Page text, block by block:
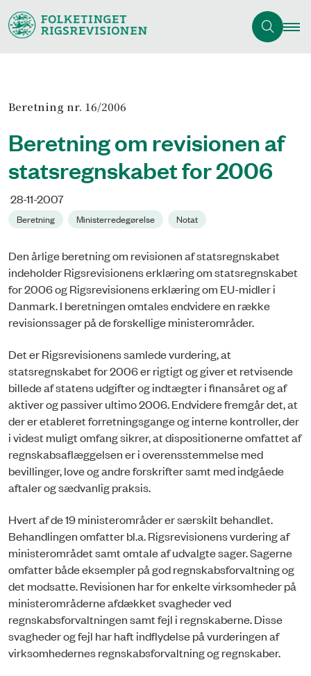
Beretning nr. 16/2006
Beretning om revisionen af
statsregnskabet for 2006
28-11-2007
Beretning Ministerredegørelse Notat
Den årlige beretning om revisionen af statsregnskabet
indeholder Rigsrevisionens erklæring om statsregnskabet
for 2006 og Rigsrevisionens erklæring om EU-midler i
Danmark. I beretningen omtales endvidere en række
revisionssager på de forskellige ministerområder.
Det er Rigsrevisionens samlede vurdering, at
statsregnskabet for 2006 er rigtigt og giver et retvisende
billede af statens udgifter og indtægter i finansåret og af
aktiver og passiver ultimo 2006. Endvidere fremgår det, at
der er etableret forretningsgange og interne kontroller, der
i videst muligt omfang sikrer, at dispositionerne om­fattet af
regnskabsaflæggelsen er i overensstemmelse med
bevillinger, love og andre forskrifter samt med indgåede
aftaler og sædvanlig praksis.
Hvert af de 19 ministerområder er særskilt behandlet.
Behandlingen omfatter bl.a. Rigsrevisionens vurdering af
ministerområdet samt omtale af udvalgte sager. Sagerne
omfatter både eksempler på god regnskabsforvaltning og
det modsatte. Revisionen har for enkelte virksomheder på
ministerområderne afdækket svagheder ved
regnskabsforvaltningen samt fejl i regnskaberne. Disse
svagheder og fejl har haft indflydelse på vurderingen af
virksomhedernes regnskabsforvaltning og regnskaber.